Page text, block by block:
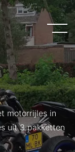
motorrijles in
uit 3 pakketten